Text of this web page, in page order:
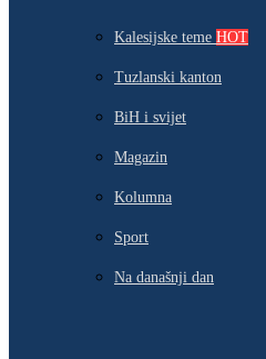
Kalesijske teme HOT
Tuzlanski kanton
BiH i svijet
Magazin
Kolumna
Sport
Na današnji dan